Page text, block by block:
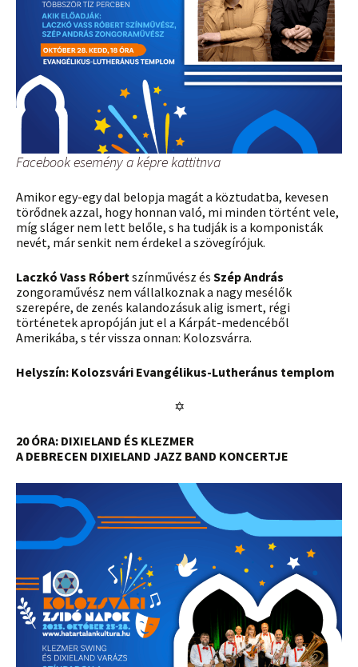
Facebook esemény a képre kattitnva
Amikor egy-egy dal belopja magát a köztudatba, kevesen
törődnek azzal, hogy honnan való, mi minden történt vele,
míg sláger nem lett belőle, s ha tudják is a komponisták
nevét, már senkit nem érdekel a szövegírójuk.
Laczkó Vass Róbert színművész és Szép András
zongoraművész nem vállalkoznak a nagy mesélők
szerepére, de zenés kalandozásuk alig ismert, régi
történetek apropóján jut el a Kárpát-medencéből
Amerikába, s tér vissza onnan: Kolozsvárra.
Helyszín: Kolozsvári Evangélikus-Lutheránus templom
✡
20 ÓRA: DIXIELAND ÉS KLEZMER
A DEBRECEN DIXIELAND JAZZ BAND KONCERTJE